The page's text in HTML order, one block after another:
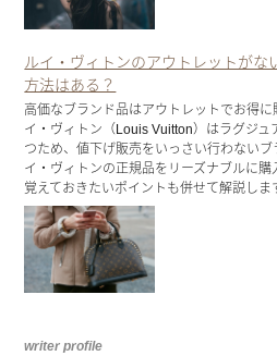
ルイ・ヴィトンのアウトレットがな
方法はある？
高価なブランド品はアウトレットでお得
イ・ヴィトン（Louis Vuitton）はラグジ
つため、値下げ販売をいっさい行わない
イ・ヴィトンの正規品をリーズナブルに
覚えておきたいポイントも併せて解説しま
writer profile